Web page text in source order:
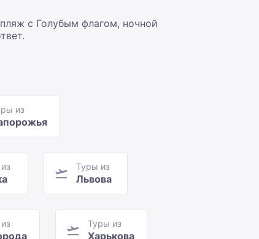
с Голубым флагом, ночной
из
Туры из
Львова
Туры из
Харькова